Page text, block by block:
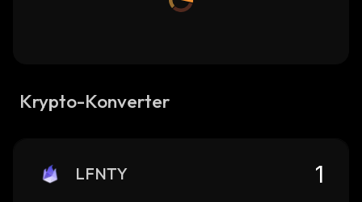
Krypto-Konverter
LFNTY